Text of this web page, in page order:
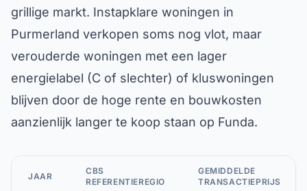
grillige markt. Instapklare woningen in
Purmerland verkopen soms nog vlot, maar
verouderde woningen met een lager
energielabel (C of slechter) of kluswoningen
blijven door de hoge rente en bouwkosten
aanzienlijk langer te koop staan op Funda.
JAAR
CBS
REFERENTIEREGIO
GEMIDDELDE
TRANSACTIEPRIJS